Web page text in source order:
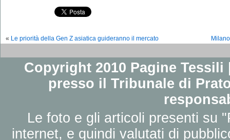
« Le priorità della Gen Z asiatica guideranno il mercato
Copyright 2010 Pagine
presso il Tribunale di
Le foto e gli articoli presenti su
internet, e quindi valutati di